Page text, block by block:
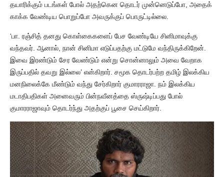
தயாரிக்கும் படங்கள் போல் அதற்கென தொடர் முன்னெடுப்போ, அதைக்
காக்க வேண்டிய பொறுப்போ அவருக்குப் பொருட்டில்லை.
‘பா. ரஞ்சித் தனது கொள்கைகளைப் பேச வேண்டியே சினிமாவுக்கு
வந்தவர். ஆனால், நான் சினிமா எடுப்பதற்கு மட்டுமே வந்திருக்கிறேன்.
இவை இரண்டும் சேர வேண்டும் என்று சொன்னாலும் அவை வேறாக
இருப்பதில் தவறு இல்லை’ என்கிறார். சமூக தொடர்பற்ற தமிழ் இலக்கிய
மனநிலைக்கே மீண்டும் வந்து சேர்கிறார் குமாரராஜா. நம் இலக்கிய
மடாதிபதிகள் அனைவரும் பின்நவீனத்தை ஸ்ருஷ்டிப்பது போல்
குமாரராஜாவும் தொடர்ந்து அதற்குப் பூசை செய்கிறார்.